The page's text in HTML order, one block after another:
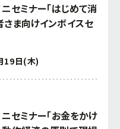
ニセミナー「はじめて消
ま向けインボイスセ
19日(木)
ニセミナー「お金をかけ